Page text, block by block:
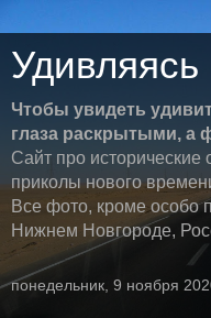
Удивляясь
Чтобы увидеть
глаза раскрытыми, а
Сайт про
приколы нового
Все фото, кроме особо
Нижнем Новгороде,
понедельник, 9 ноября